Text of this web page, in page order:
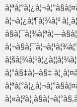
à¦¬à¦¿à¦¶à¦¾à¦²
à¦°à§‡à¦–à§‡